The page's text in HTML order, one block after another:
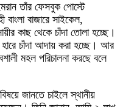
তাঁর ফেসবুক পোস্টে
বাংলা বাজারে সাইকেল,
কাছ থেকে চাঁদা তোলা হচ্ছে।
চাঁদা আদায় করা হচ্ছে। আর
মহল পরিচালনা করছে বলে
জানতে চাইলে স্থানীয়